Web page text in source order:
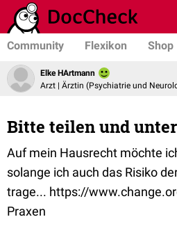
Community Flexikon Shop
Elke HArtmann
Arzt | Ärztin (Psychiatrie und
Bitte teilen und
Auf mein Hausrecht möchte
solange ich auch das Risiko
trage... https://
Praxen